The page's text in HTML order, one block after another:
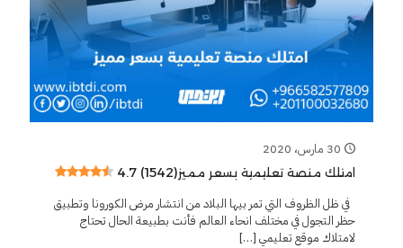
30 مارس، 2020
امتلك منصة تعليمية بسعر مميز4.7 (1542)
في ظل الظروف التي تمر بيها البلاد من انتشار مرض الكورونا وتطبيق
حظر التجول في مختلف انحاء العالم فأنت بطبيعة الحال تحتاج
لامتلاك موقع تعليمي […]